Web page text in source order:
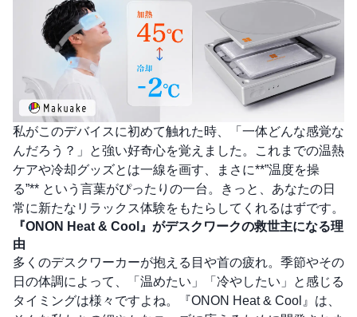
私がこのデバイスに初めて触れた時、「一体どんな感覚な
んだろう？」と強い好奇心を覚えました。これまでの温熱
ケアや冷却グッズとは一線を画す、まさに**”温度を操
る”** という言葉がぴったりの一台。きっと、あなたの日
常に新たなリラックス体験をもたらしてくれるはずです。
『ONON Heat & Cool』がデスクワークの救世主になる理
由
多くのデスクワーカーが抱える目や首の疲れ。季節やその
日の体調によって、「温めたい」「冷やしたい」と感じる
タイミングは様々ですよね。『ONON Heat & Cool』は、